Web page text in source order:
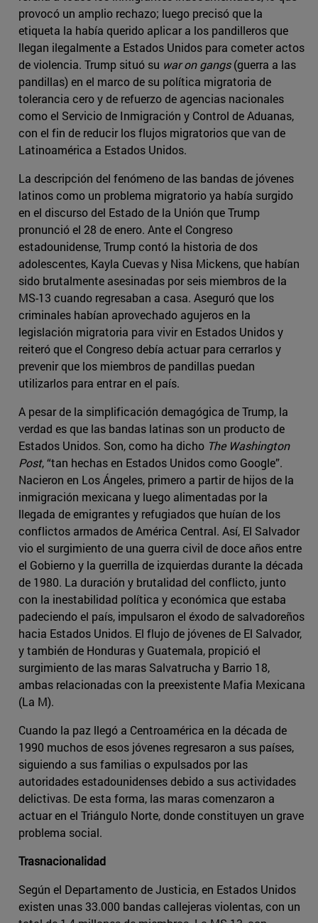
provocó un amplio rechazo; luego precisó que la
etiqueta la había querido aplicar a los pandilleros que
llegan ilegalmente a Estados Unidos para cometer actos
de violencia. Trump situó su war on gangs(guerra a las
pandillas) en el marco de su política migratoria de
tolerancia cero y de refuerzo de agencias nacionales
como el Servicio de Inmigración y Control de Aduanas,
con el fin de reducir los flujos migratorios que van de
Latinoamérica a Estados Unidos.
La descripción del fenómeno de las bandas de jóvenes
latinos como un problema migratorio ya había surgido
en el discurso del Estado de la Unión que Trump
pronunció el 28 de enero. Ante el Congreso
estadounidense, Trump contó la historia de dos
adolescentes, Kayla Cuevas y Nisa Mickens, que habían
sido brutalmente asesinadas por seis miembros de la
MS-13 cuando regresaban a casa. Aseguró que los
criminales habían aprovechado agujeros en la
legislación migratoria para vivir en Estados Unidos y
reiteró que el Congreso debía actuar para cerrarlos y
prevenir que los miembros de pandillas puedan
utilizarlos para entrar en el país.
A pesar de la simplificación demagógica de Trump, la
verdad es que las bandas latinas son un producto de
Estados Unidos. Son, como ha dicho The Washington
Post, “tan hechas en Estados Unidos como Google”.
Nacieron en Los Ángeles, primero a partir de hijos de la
inmigración mexicana y luego alimentadas por la
llegada de emigrantes y refugiados que huían de los
conflictos armados de América Central. Así, El Salvador
vio el surgimiento de una guerra civil de doce años entre
el Gobierno y la guerrilla de izquierdas durante la década
de 1980. La duración y brutalidad del conflicto, junto
con la inestabilidad política y económica que estaba
padeciendo el país, impulsaron el éxodo de salvadoreños
hacia Estados Unidos. El flujo de jóvenes de El Salvador,
y también de Honduras y Guatemala, propició el
surgimiento de las maras Salvatrucha y Barrio 18,
ambas relacionadas con la preexistente Mafia Mexicana
(La M).
Cuando la paz llegó a Centroamérica en la década de
1990 muchos de esos jóvenes regresaron a sus países,
siguiendo a sus familias o expulsados por las
autoridades estadounidenses debido a sus actividades
delictivas. De esta forma, las maras comenzaron a
actuar en el Triángulo Norte, donde constituyen un grave
problema social.
Trasnacionalidad
Según el Departamento de Justicia, en Estados Unidos
existen unas 33.000 bandas callejeras violentas, con un